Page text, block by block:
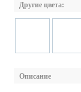
Другие цвета:
Описание